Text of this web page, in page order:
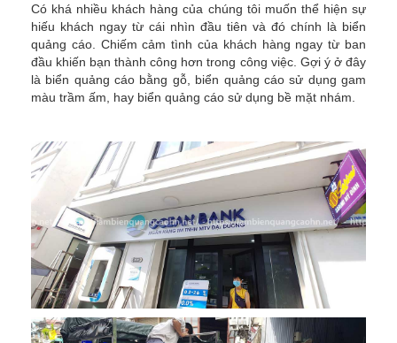
Có khá nhiều khách hàng của chúng tôi muốn thể hiện sự
hiếu khách ngay từ cái nhìn đầu tiên và đó chính là biển
quảng cáo. Chiếm cảm tình của khách hàng ngay từ ban
đầu khiến bạn thành công hơn trong công việc. Gợi ý ở đây
là biển quảng cáo bằng gỗ, biển quảng cáo sử dụng gam
màu trầm ấm, hay biển quảng cáo sử dụng bề mặt nhám.